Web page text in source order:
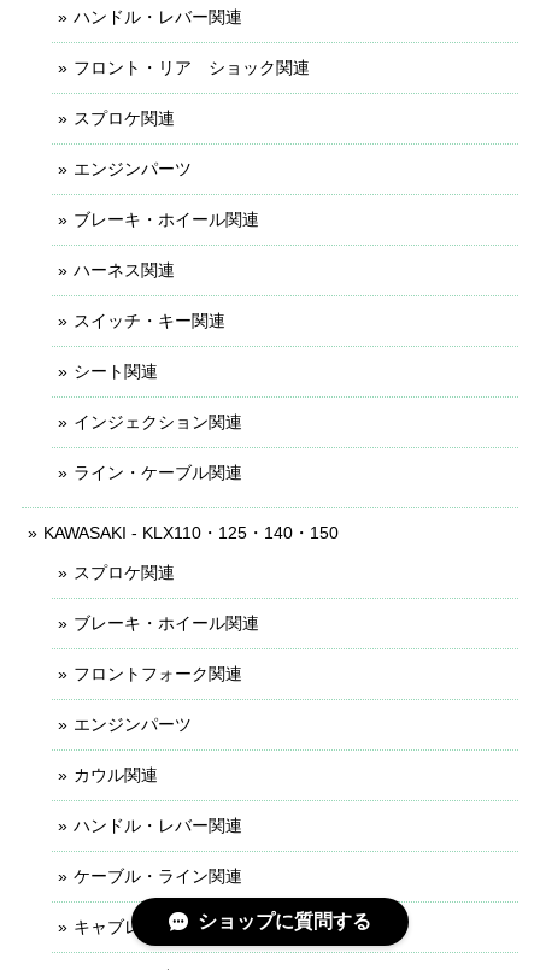
ハンドル・レバー関連
フロント・リア ショック関連
スプロケ関連
エンジンパーツ
ブレーキ・ホイール関連
ハーネス関連
スイッチ・キー関連
シート関連
インジェクション関連
ライン・ケーブル関連
KAWASAKI - KLX110・125・140・150
スプロケ関連
ブレーキ・ホイール関連
フロントフォーク関連
エンジンパーツ
カウル関連
ハンドル・レバー関連
ケーブル・ライン関連
キャブレター関連ショップに質問する